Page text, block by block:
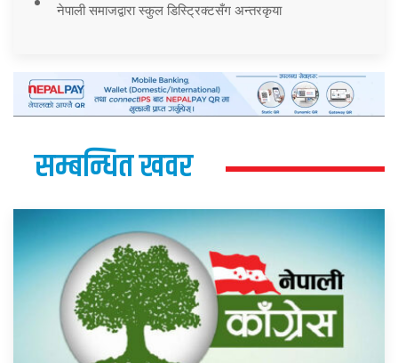
नेपाली समाजद्वारा स्कुल डिस्ट्रिक्टसँग अन्तरकृया
सम्बन्धित खवर